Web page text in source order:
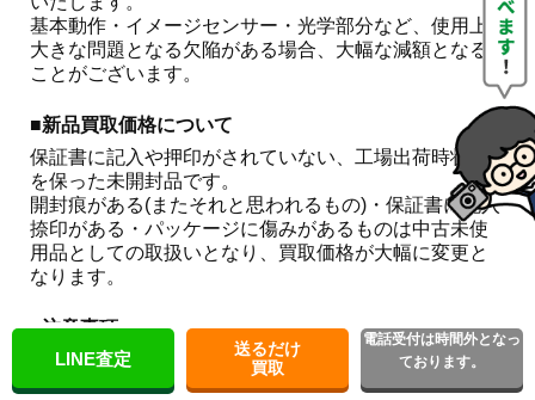
基本動作・イメージセンサー・光学部分など、使用上
大きな問題となる欠陥がある場合、大幅な減額となる
ことがございます。
■新品買取価格について
保証書に記入や押印がされていない、工場出荷時状態
を保った未開封品です。
開封痕がある(またそれと思われるもの)・保証書に記入
捺印がある・パッケージに傷みがあるものは中古未使
用品としての取扱いとなり、買取価格が大幅に変更と
なります。
■注意事項
こちらはお買取金額をお約束するものではございませ
ん。
LINE査定
送るだけ
買取
電話受付は時間外となっ
ております。